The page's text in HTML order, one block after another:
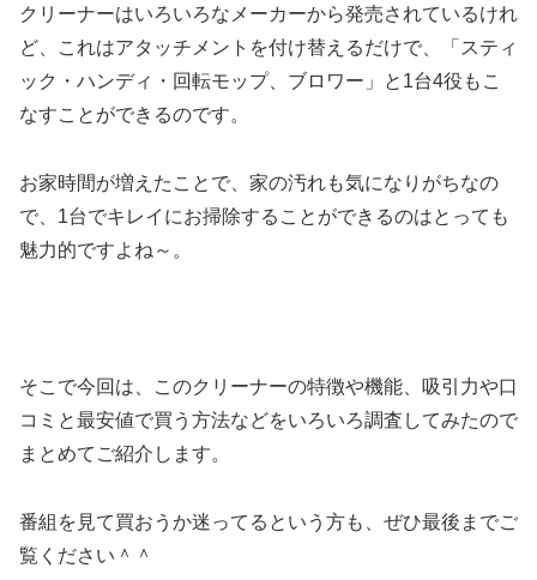
クリーナーはいろいろなメーカーから発売されているけれ
ど、これはアタッチメントを付け替えるだけで、「スティ
ック・ハンディ・回転モップ、ブロワー」と1台4役もこ
なすことができるのです。
お家時間が増えたことで、家の汚れも気になりがちなの
で、1台でキレイにお掃除することができるのはとっても
魅力的ですよね～。
そこで今回は、このクリーナーの特徴や機能、吸引力や口
コミと最安値で買う方法などをいろいろ調査してみたので
まとめてご紹介します。
番組を見て買おうか迷ってるという方も、ぜひ最後までご
覧ください＾＾